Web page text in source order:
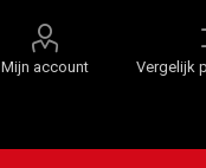
Mijn account Vergelijk